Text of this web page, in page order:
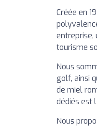
Créée en
entreprise,
tourisme
Nous
golf, ainsi
de miel
dédiés est
Nous